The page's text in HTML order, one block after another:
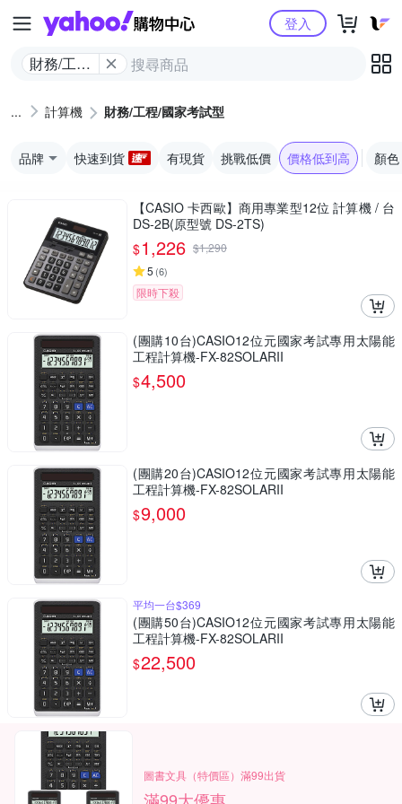
Yahoo購物中心
財務/工程/
型
登入
計算機 財務/工程/國家考試型
品牌 快速到貨 有現貨 挑戰低價 價格低到高 顏色
【CASIO 卡西歐】商用專業型12位 計算機 / 台
DS-2B(原型號 DS-2TS)
$1,226 $1,290
5 (6)
限時下殺
(團購10台)CASIO12位元國家考試專用太陽能
工程計算機-FX-82SOLARII
$4,500
(團購20台)CASIO12位元國家考試專用太陽能
工程計算機-FX-82SOLARII
$9,000
平均一台$369
(團購50台)CASIO12位元國家考試專用太陽能
工程計算機-FX-82SOLARII
$22,500
圖書文具（特價區）滿99出貨